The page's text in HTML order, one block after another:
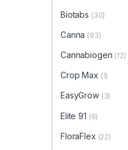
Biotabs (30)
Canna (93)
Cannabiogen (12)
Crop Max (1)
EasyGrow (3)
Elite 91 (6)
FloraFlex (22)